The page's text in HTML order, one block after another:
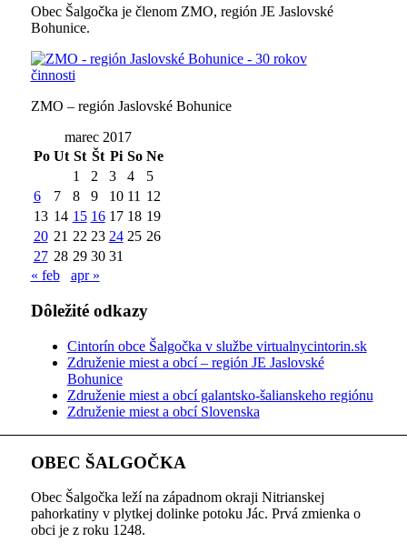
Obec Šalgočka je členom ZMO, región JE Jaslovské
Bohunice.
ZMO – región Jaslovské Bohunice
marec 2017
Po Ut St Št Pi So Ne
1
2 3 4
5
6
7 8 9 10 11 12
13 14 15 16 17 18 19
20 21 22 23 24 25 26
27 28 29 30 31
« feb
apr »
Dôležité odkazy
Cintorín obce Šalgočka v službe virtualnycintorin.sk
Združenie miest a obcí – región JE Jaslovské
Bohunice
Združenie miest a obcí galantsko-šalianskeho regiónu
Združenie miest a obcí Slovenska
OBEC ŠALGOČKA
Obec Šalgočka leží na západnom okraji Nitrianskej
pahorkatiny v plytkej dolinke potoku Jác. Prvá zmienka o
obci je z roku 1248.